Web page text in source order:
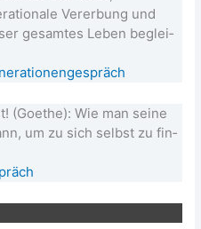
Ver­er­bung und
gesam­tes Leben beglei­
(Goe­the): Wie man sei­ne
um zu sich selbst zu fin­